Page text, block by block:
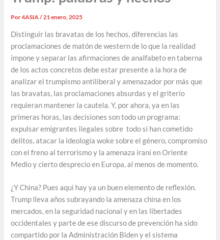
Por4ASIA/21 enero, 2025
Distinguir las bravatas de los hechos, diferencias las
proclamaciones de matón de western de lo que la realidad
impone y separar las afirmaciones de analfabeto en taberna
de los actos concretos debe estar presente a la hora de
analizar el trumpismo antiliberal y amenazador por más que
las bravatas, las proclamaciones absurdas y el griterío
requieran mantener la cautela. Y, por ahora, ya en las
primeras horas, las decisiones son todo un programa:
expulsar emigrantes ilegales sobre todo si han cometido
delitos, atacar la ideología woke sobre el género, compromiso
con el freno al terrorismo y la amenaza iraní en Oriente
Medio y cierto desprecio en Europa, al menos de momento.
¿Y China? Pues aquí hay ya un buen elemento de reflexión.
Trump lleva años subrayando la amenaza china en los
mercados, en la seguridad nacional y en las libertades
occidentales y parte de ese discurso de prevención ha sido
compartido por la Administración Biden y el sistema